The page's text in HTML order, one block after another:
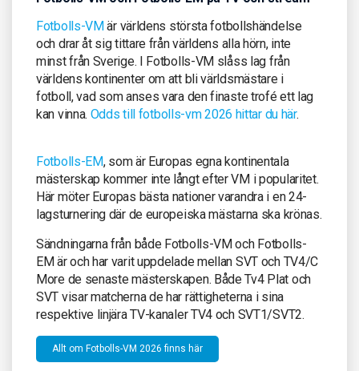
Fotbolls-VMär världens största fotbollshändelse
och drar åt sig tittare från världens alla hörn, inte
minst från Sverige. I Fotbolls-VM slåss lag från
världens kontinenter om att bli världsmästare i
fotboll, vad som anses vara den finaste trofé ett lag
kan vinna. Odds till fotbolls-vm 2026 hittar du här.
Fotbolls-EM, som är Europas egna kontinentala
mästerskap kommer inte långt efter VM i popularitet.
Här möter Europas bästa nationer varandra i en 24-
lagsturnering där de europeiska mästarna ska krönas.
Sändningarna från både Fotbolls-VM och Fotbolls-
EM är och har varit uppdelade mellan SVT och TV4/C
More de senaste mästerskapen. Både Tv4 Plat och
SVT visar matcherna de har rättigheterna i sina
respektive linjära TV-kanaler TV4 och SVT1/SVT2.
Allt om Fotbolls-VM 2026 finns här